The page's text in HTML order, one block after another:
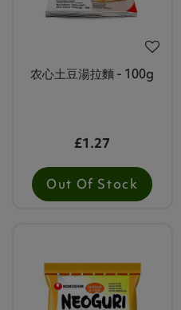
农心土豆湯拉麵 - 100g
£1.27
Out Of Stock